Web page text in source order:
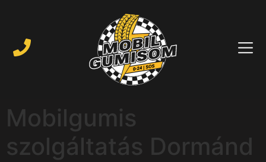
Mobilgumis
szolgáltatás Dormánd